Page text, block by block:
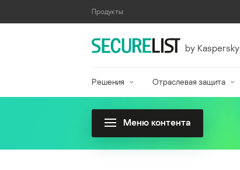
Продукты:
by Kaspersky
Решения Отраслевая защита
Меню контента